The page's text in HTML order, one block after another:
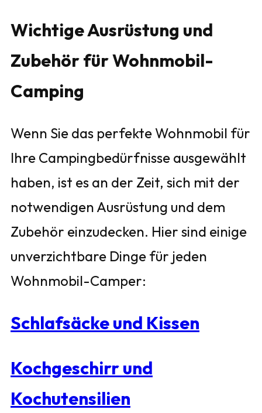
Wichtige Ausrüstung und
Zubehör für Wohnmobil-
Camping
Wenn Sie das perfekte Wohnmobil für
Ihre Campingbedürfnisse ausgewählt
haben, ist es an der Zeit, sich mit der
notwendigen Ausrüstung und dem
Zubehör einzudecken. Hier sind einige
unverzichtbare Dinge für jeden
Wohnmobil-Camper:
Schlafsäcke und Kissen
Kochgeschirr und
Kochutensilien